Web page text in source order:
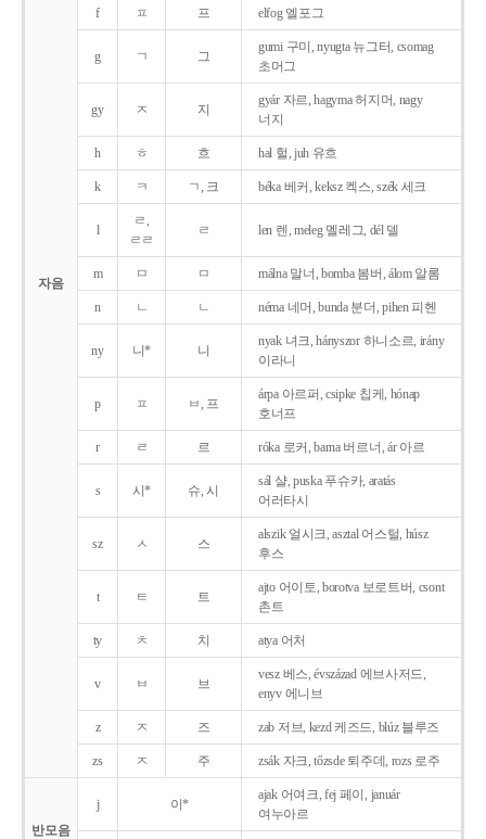
자음
f ㅍ 프 elfog 엘포그
g ㄱ 그
gumi 구미, nyugta 뉴그터, csomag
초머그
gy ㅈ 지
gyár 자르, hagyma 허지머, nagy
너지
h ㅎ 흐 hal 헐, juh 유흐
k ㅋ ㄱ, 크 béka 베커, keksz 켁스, szék 세크
l
ㄹ,
ㄹㄹ
ㄹ len 렌, meleg 멜레그, dél 델
m ㅁ ㅁ málna 말너, bomba 봄버, álom 알롬
n ㄴ ㄴ néma 네머, bunda 분더, pihen 피헨
ny 니* 니
nyak 녀크, hányszor 하니소르, irány
이라니
p ㅍ ㅂ, 프
árpa 아르퍼, csipke 칩케, hónap
호너프
r ㄹ 르 róka 로커, barna 버르너, ár 아르
s 시* 슈, 시
sál 샬, puska 푸슈카, aratás
어러타시
sz ㅅ 스
alszik 얼시크, asztal 어스털, húsz
후스
t ㅌ 트
ajto 어이토, borotva 보로트버, csont
촌트
ty ㅊ 치 atya 어처
v ㅂ 브
vesz 베스, évszázad 에브사저드,
enyv 에니브
z ㅈ 즈 zab 저브, kezd 케즈드, blúz 블루즈
zs ㅈ 주 zsák 자크, tőzsde 퇴주데, rozs 로주
반모음
j 이*
ajak 어여크, fej 페이, január
여누아르